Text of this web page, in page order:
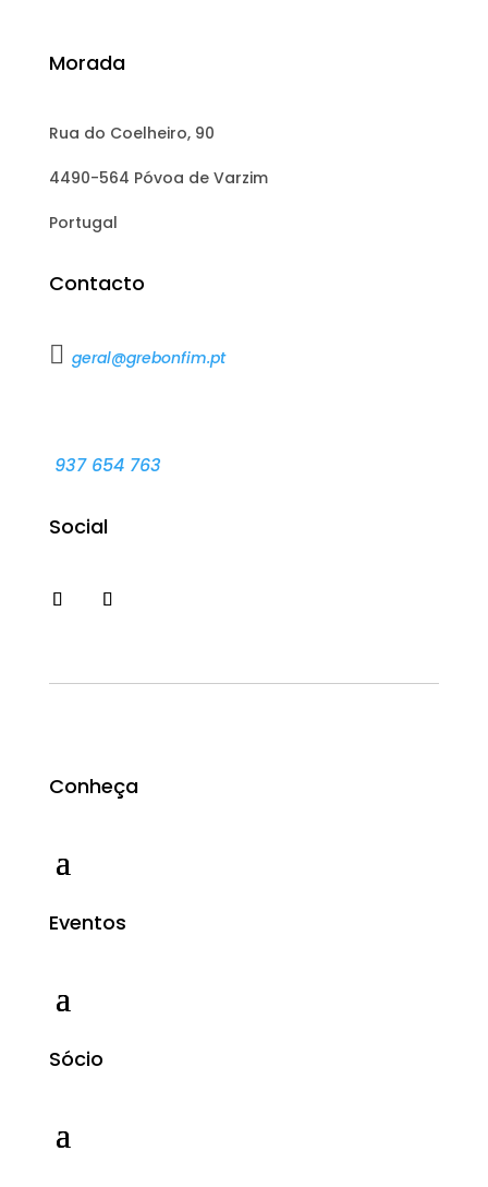
Morada
Rua do Coelheiro, 90
4490-564 Póvoa de Varzim
Portugal
Contacto
 geral@grebonfim.pt
937 654 763
Social
Conheça
Eventos
Sócio